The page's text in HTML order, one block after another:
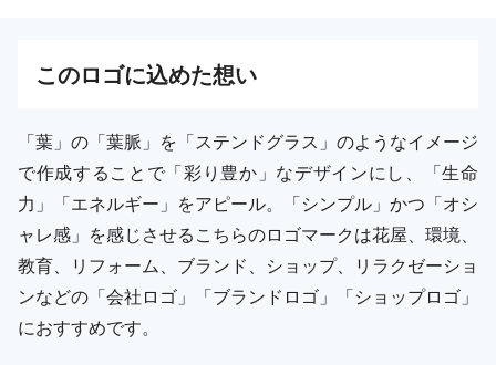
このロゴに込めた想い
「葉」の「葉脈」を「ステンドグラス」のようなイメージ
で作成することで「彩り豊か」なデザインにし、「生命
力」「エネルギー」をアピール。「シンプル」かつ「オシ
ャレ感」を感じさせるこちらのロゴマークは花屋、環境、
教育、リフォーム、ブランド、ショップ、リラクゼーショ
ンなどの「会社ロゴ」「ブランドロゴ」「ショップロゴ」
におすすめです。